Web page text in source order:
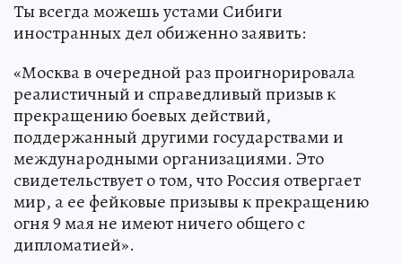
Ты всегда можешь устами Сибиги
иностранных дел обиженно заявить:
«Москва в очередной раз проигнорировала
реалистичный и справедливый призыв к
прекращению боевых действий,
поддержанный другими государствами и
международными организациями. Это
свидетельствует о том, что Россия отвергает
мир, а ее фейковые призывы к прекращению
огня 9 мая не имеют ничего общего с
дипломатией».